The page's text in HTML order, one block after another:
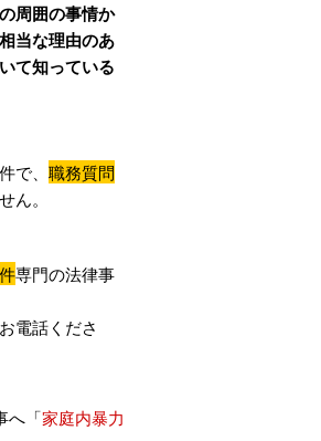
周囲の事情か
当な理由のあ
て知っている
で、 職務質問
ん。
専門の法律事
電話くださ
「家庭内暴力